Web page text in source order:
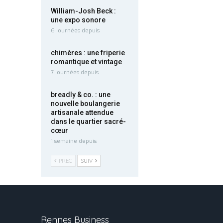
William-Josh Beck :
une expo sonore
6 journées depuis
chimères : une friperie
romantique et vintage
7 journées depuis
breadly & co. : une
nouvelle boulangerie
artisanale attendue
dans le quartier sacré-
cœur
1 semaine depuis
PREC SUIV
Rennes Business